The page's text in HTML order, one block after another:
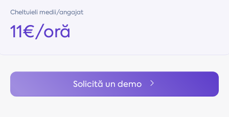
Cheltuieli medii/angajat
11€/oră
Solicită un demo